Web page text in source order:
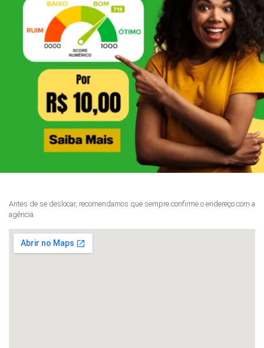
Antes de se deslocar, recomendamos que sempre confirme o endereço com a
agência.